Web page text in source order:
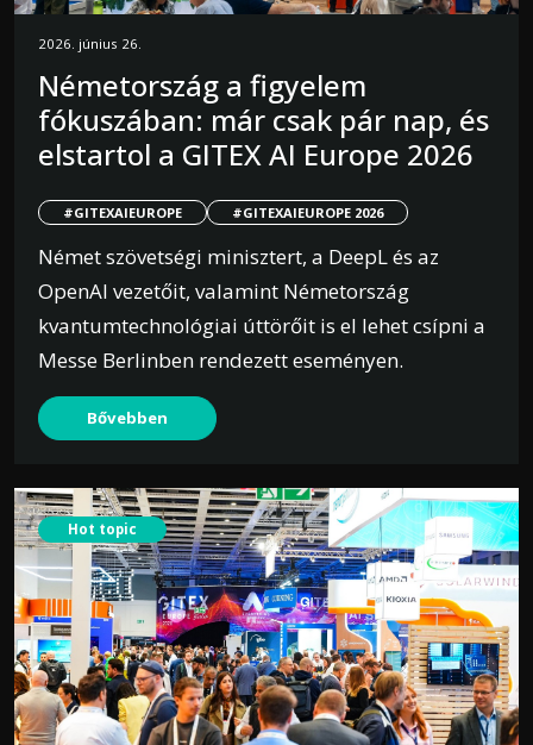
2026. június 26.
Németország a figyelem
fókuszában: már csak pár nap, és
elstartol a GITEX AI Europe 2026
#GITEXAIEUROPE #GITEXAIEUROPE 2026
Német szövetségi minisztert, a DeepL és az
OpenAI vezetőit, valamint Németország
kvantumtechnológiai úttörőit is el lehet csípni a
Messe Berlinben rendezett eseményen.
Bővebben
Hot topic